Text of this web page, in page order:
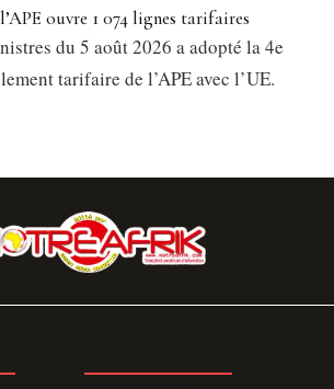
ouvre 1 074 lignes tarifaires
du 5 août 2026 a adopté la 4e
tarifaire de l’APE avec l’UE.